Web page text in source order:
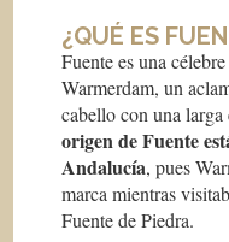
¿QUÉ ES
Fuente es una
Warmerdam, un
cabello con una
origen de Fuente
Andalucía, pues
marca mientras
Fuente de Piedra.